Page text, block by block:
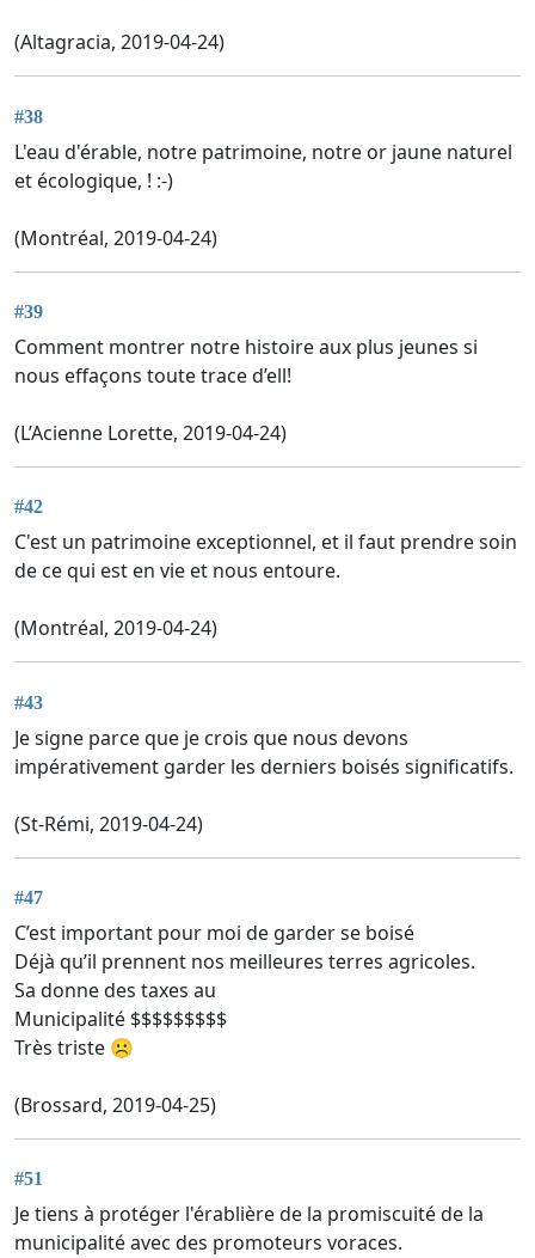
(Altagracia, 2019-04-24)
#38
L'eau d'érable, notre patrimoine, notre or jaune naturel
et écologique, ! :-)
(Montréal, 2019-04-24)
#39
Comment montrer notre histoire aux plus jeunes si
nous effaçons toute trace d’ell!
(L’Acienne Lorette, 2019-04-24)
#42
C'est un patrimoine exceptionnel, et il faut prendre soin
de ce qui est en vie et nous entoure.
(Montréal, 2019-04-24)
#43
Je signe parce que je crois que nous devons
impérativement garder les derniers boisés significatifs.
(St-Rémi, 2019-04-24)
#47
C’est important pour moi de garder se boisé
Déjà qu’il prennent nos meilleures terres agricoles.
Sa donne des taxes au
Municipalité $$$$$$$$$
Très triste ☹️
(Brossard, 2019-04-25)
#51
Je tiens à protéger l'érablière de la promiscuité de la
municipalité avec des promoteurs voraces.